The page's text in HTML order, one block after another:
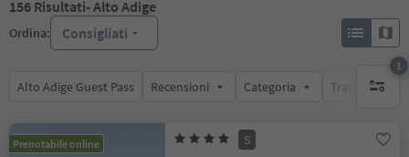
156 Risultati- Alto Adige
Ordina: Consigliati
Alto Adige Guest Pass Recensioni Categoria Trattamento
1
1 filtro
Prenotabile online S